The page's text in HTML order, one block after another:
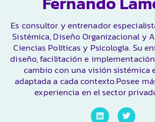
Es consultor y entrenador
Sistémica, Diseño Organizacional y
Ciencias Políticas y Psicología. Su
diseño, facilitación e
cambio con una visión sistémica
adaptada a cada contexto.​ Posee
experiencia en el sector